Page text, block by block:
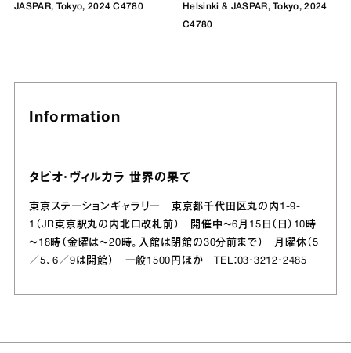
JASPAR, Tokyo, 2024 C4780 Helsinki & JASPAR, Tokyo, 2024
C4780
Information
タピオ・ヴィルカラ 世界の果て
東京ステーションギャラリー 東京都千代田区丸の内1‐9‐
1（JR東京駅丸の内北口改札前） 開催中～6月15日（日）10時
～18時（金曜は～20時。入館は閉館の30分前まで） 月曜休（5
／5、6／9は開館） 一般1500円ほか TEL：03・3212・2485